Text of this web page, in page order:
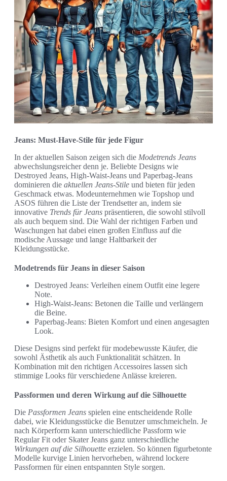
Jeans: Must-Have-Stile für jede Figur
In der aktuellen Saison zeigen sich die Modetrends Jeans
abwechslungsreicher denn je. Beliebte Designs wie
Destroyed Jeans, High-Waist-Jeans und Paperbag-Jeans
dominieren die aktuellen Jeans-Stile und bieten für jeden
Geschmack etwas. Modeunternehmen wie Topshop und
ASOS führen die Liste der Trendsetter an, indem sie
innovative Trends für Jeans präsentieren, die sowohl stilvoll
als auch bequem sind. Die Wahl der richtigen Farben und
Waschungen hat dabei einen großen Einfluss auf die
modische Aussage und lange Haltbarkeit der
Kleidungsstücke.
Modetrends für Jeans in dieser Saison
Destroyed Jeans: Verleihen einem Outfit eine legere
Note.
High-Waist-Jeans: Betonen die Taille und verlängern
die Beine.
Paperbag-Jeans: Bieten Komfort und einen angesagten
Look.
Diese Designs sind perfekt für modebewusste Käufer, die
sowohl Ästhetik als auch Funktionalität schätzen. In
Kombination mit den richtigen Accessoires lassen sich
stimmige Looks für verschiedene Anlässe kreieren.
Passformen und deren Wirkung auf die Silhouette
Die Passformen Jeans spielen eine entscheidende Rolle
dabei, wie Kleidungsstücke die Benutzer umschmeicheln. Je
nach Körperform kann unterschiedliche Passform wie
Regular Fit oder Skater Jeans ganz unterschiedliche
Wirkungen auf die Silhouette erzielen. So können figurbetonte
Modelle kurvige Linien hervorheben, während lockere
Passformen für einen entspannten Style sorgen.